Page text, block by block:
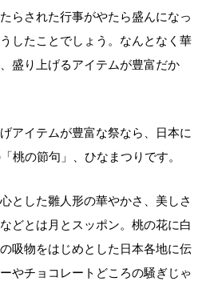
らされた行事がやたら盛んになっ
したことでしょう。なんとなく華
盛り上げるアイテムが豊富だか
アイテムが豊富な祭なら、日本に
桃の節句」、ひなまつりです。
とした雛人形の華やかさ、美しさ
どとは月とスッポン。桃の花に白
吸物をはじめとした日本各地に伝
やチョコレートどころの騒ぎじゃ